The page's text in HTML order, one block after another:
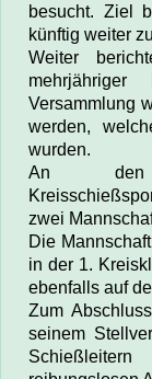
besucht. Ziel
künftig weiter
Weiter
Versammlung
werden,
wurden.
An den
zwei
Die
in der 1.
ebenfalls auf
Zum
seinem